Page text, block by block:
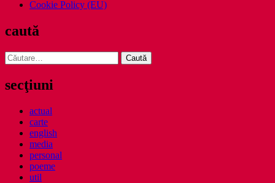
Cookie Policy (EU)
caută
Caută
după:
secţiuni
actual
carte
english
media
personal
poeme
util